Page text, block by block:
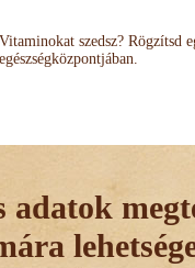
Vitaminokat szedsz? Rögzítsd
egészségközpontjában.
adatok